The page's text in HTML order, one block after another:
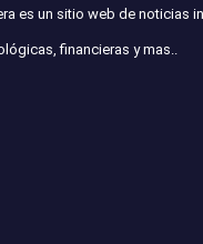
es un sitio web de noticias
financieras y mas..